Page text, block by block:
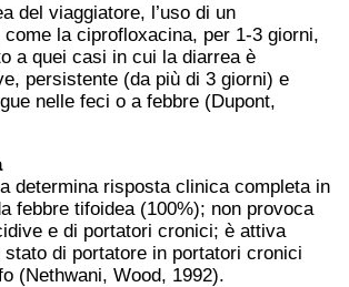
del viaggiatore, l’uso di un
la ciprofloxacina, per 1-3 giorni,
a quei casi in cui la diarrea è
persistente (da più di 3 giorni) e
nelle feci o a febbre (Dupont,
determina risposta clinica completa in
febbre tifoidea (100%); non provoca
e di portatori cronici; è attiva
stato di portatore in portatori cronici
(Nethwani, Wood, 1992).